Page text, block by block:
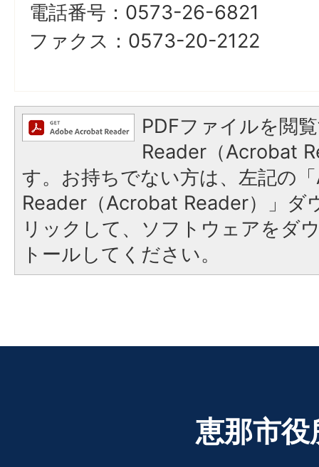
電話番号：0573-26-6821
ファクス：0573-20-2122
PDFファイルを閲
Reader（Acrobat
す。お持ちでない方は、左記の
Reader（Acrobat Reader）」ダ
リックして、ソフトウェアをダ
トールしてください。
恵那市役